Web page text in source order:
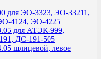
для ЭО-3323, ЭО-33211,
4124, ЭО-4225
для АТЭК-999,
ДС-191-505
шлицевой, левое